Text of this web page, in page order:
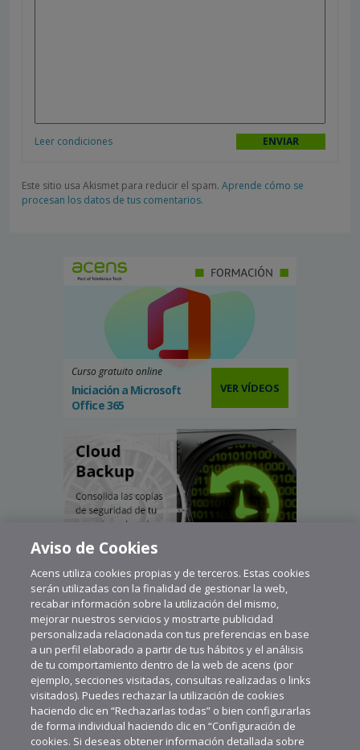
Leer condiciones
Este sitio usa Akismet para reducir el spam. Aprende cómo se
procesan los datos de tus comentarios.
Curso gratuito online
Iniciación a Microsoft
Office 365
VER VÍDEOS
Aviso de Cookies
Acens utiliza cookies propias y de terceros. Estas cookies
serán utilizadas con la finalidad de gestionar la web,
recabar información sobre la utilización del mismo,
mejorar nuestros servicios y mostrarte publicidad
personalizada relacionada con tus preferencias en base
a un perfil elaborado a partir de tus hábitos y el análisis
de tu comportamiento dentro de la web de acens (por
ejemplo, secciones visitadas, consultas realizadas o links
visitados). Puedes rechazar la utilización de cookies
haciendo clic en “Rechazarlas todas” o bien configurarlas
de forma individual haciendo clic en “Configuración de
cookies. Si deseas obtener información detallada sobre